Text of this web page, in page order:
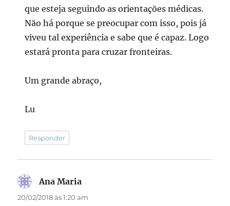
que esteja seguindo as orientações médicas.
Não há porque se preocupar com isso, pois já
viveu tal experiência e sabe que é capaz. Logo
estará pronta para cruzar fronteiras.
Um grande abraço,
Lu
Responder
Ana Maria
20/02/2018 às 1:20 am